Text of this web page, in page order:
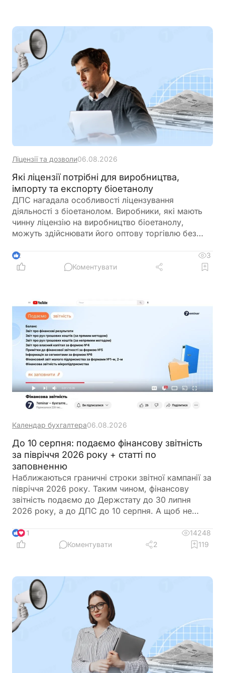
Ліцензії та дозволи06.08.2026
Які ліцензії потрібні для виробництва,
імпорту та експорту біоетанолу
ДПС нагадала особливості ліцензування
діяльності з біоетанолом. Виробники, які мають
чинну ліцензію на виробництво біоетанолу,
можуть здійснювати його оптову торгівлю без
імпорту, експорту та інших операцій із
біоетанолом закон встановлює окремі вимоги, а
2
3
Коментувати
Календар бухгалтера06.08.2026
До 10 серпня: подаємо фінансову звітність
за півріччя 2026 року + статті по
заповненню
Наближаються граничні строки звітної кампанії за
півріччя 2026 року. Таким чином, фінансову
звітність подаємо до Держстату до 30 липня
2026 року, а до ДПС до 10 серпня. А щоб не
одному місці
11
14248
Коментувати
2 119